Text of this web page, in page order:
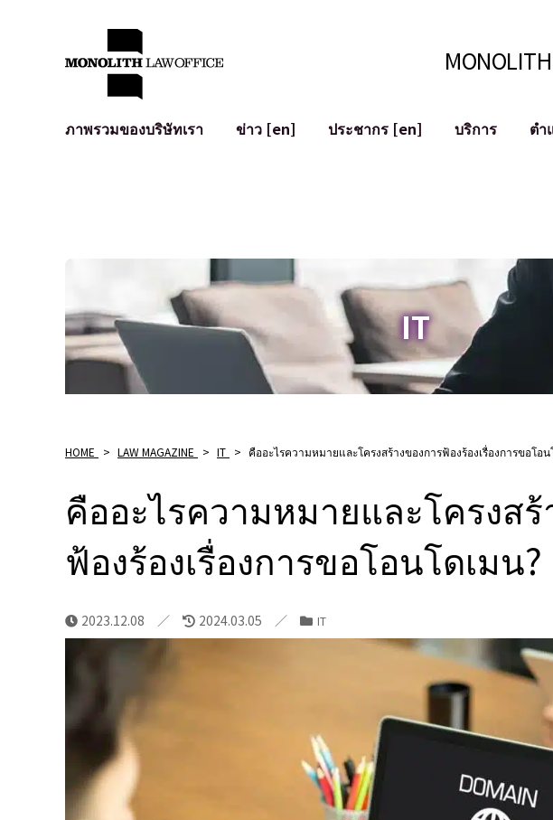
ภาพรวมของบริษัทเรา
ข่าว [en] ประชากร [en]
บริการ
การตรวจสอบโฆษณา
อาชญากรรมไซเบอร์
ตำ
IT
HOME > LAW MAGAZINE > IT > คืออะไรความหมายและโครงสร้างของการฟ้องร้องเรื่องการขอโอน
คืออะไรความหมายและโครงสร้
ฟ้องร้องเรื่องการขอโอนโดเมน?
2023.12.08 2024.03.05 IT